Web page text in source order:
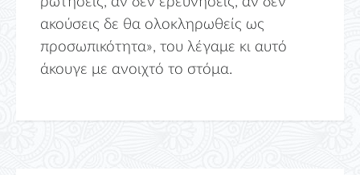
ακούσεις δε θα ολοκληρωθείς ως
προσωπικότητα», του λέγαμε κι αυτό
άκουγε με ανοιχτό το στόμα.